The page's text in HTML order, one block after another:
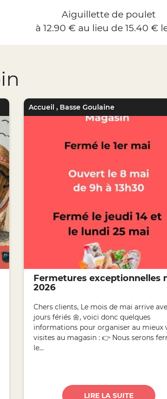
Aiguillette de poulet
à 12.90 € au lieu de 15.40 €
Accueil , Basse Goulaine
Fermetures exceptionnelles
2026
Chers clients, Le mois de mai arrive
jours fériés 🌼, voici donc quelques
informations pour organiser au mieux
visites au magasin : 👉 Nous serons
le...
LIRE LA SUITE